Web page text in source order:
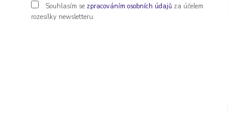
Souhlasím se zpracováním osobních údajů za účelem
rozesílky newsletteru.